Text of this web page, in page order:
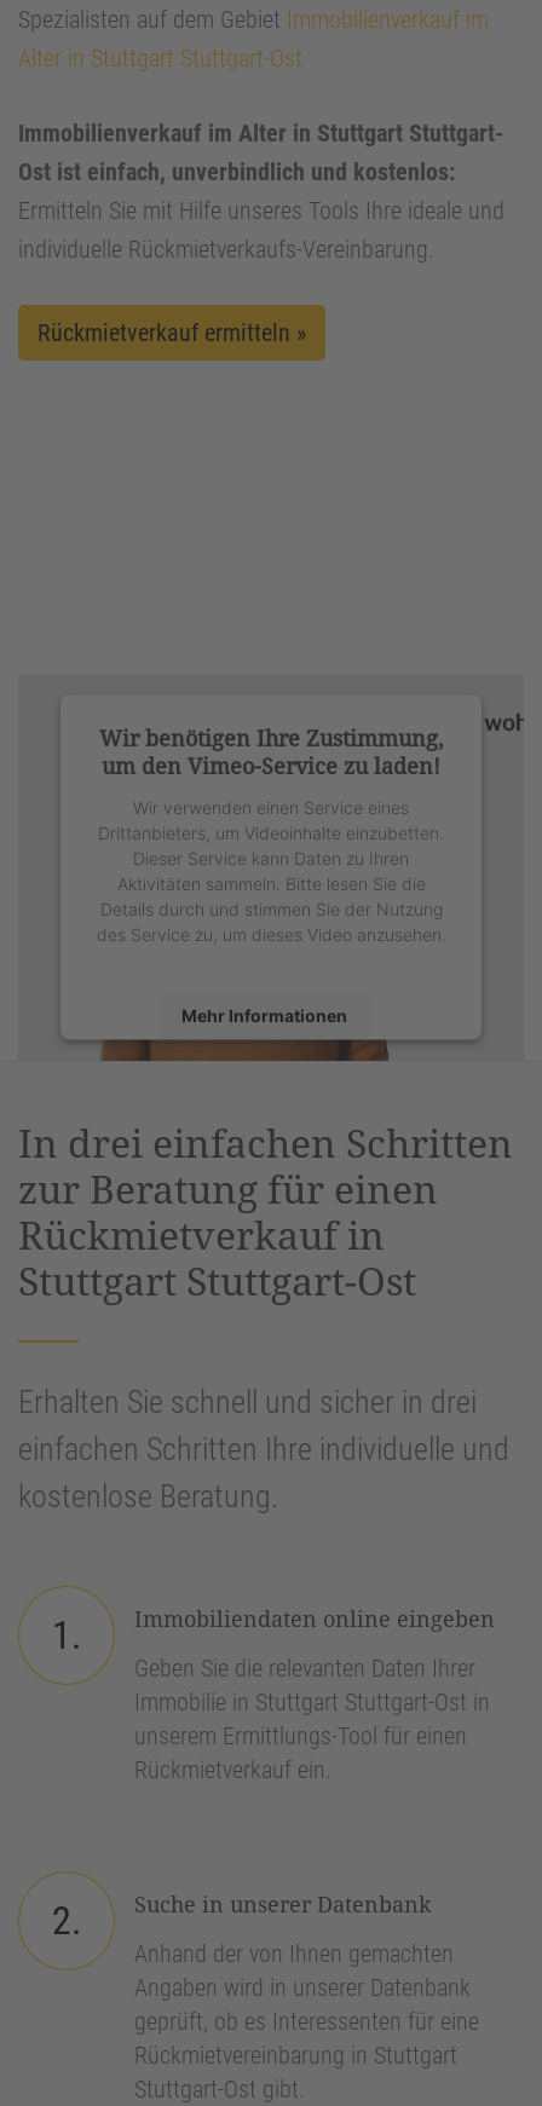
Spezialisten auf dem Gebiet Immobilienverkauf im
Alter in Stuttgart Stuttgart-Ost
Immobilienverkauf im Alter in Stuttgart Stuttgart-
Ost ist einfach, unverbindlich und kostenlos:
Ermitteln Sie mit Hilfe unseres Tools Ihre ideale und
individuelle Rückmietverkaufs-Vereinbarung.
Rückmietverkauf ermitteln »
Wir benötigen Ihre Zustimmung,
um den Vimeo-Service zu laden!
Wir verwenden einen Service eines
Drittanbieters, um Videoinhalte einzubetten.
Dieser Service kann Daten zu Ihren
Aktivitäten sammeln. Bitte lesen Sie die
Details durch und stimmen Sie der Nutzung
des Service zu, um dieses Video anzusehen.
Mehr Informationen
Management Platform&eRecht24
In drei einfachen Schritten
zur Beratung für einen
Rückmietverkauf in
Stuttgart Stuttgart-Ost
Erhalten Sie schnell und sicher in drei
einfachen Schritten Ihre individuelle und
kostenlose Beratung.
1.
Immobiliendaten online eingeben
Geben Sie die relevanten Daten Ihrer
Immobilie in Stuttgart Stuttgart-Ost in
unserem Ermittlungs-Tool für einen
Rückmietverkauf ein.
2.
Suche in unserer Datenbank
Anhand der von Ihnen gemachten
Angaben wird in unserer Datenbank
geprüft, ob es Interessenten für eine
Rückmietvereinbarung in Stuttgart
Stuttgart-Ost gibt.